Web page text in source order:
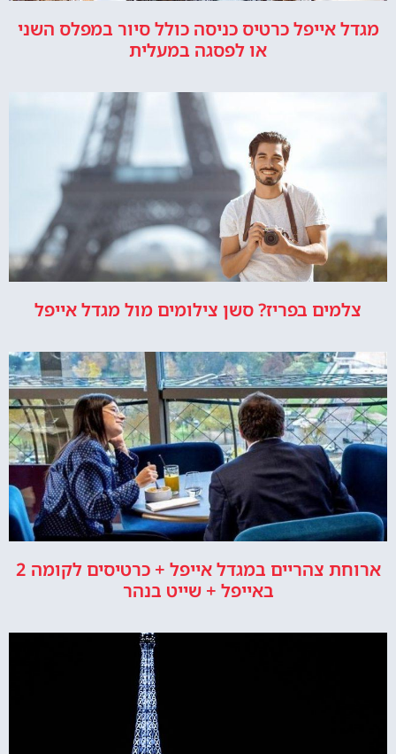
מגדל אייפל כרטיס כניסה כולל סיור במפלס השני
או לפסגה במעלית
צלמים בפריז? סשן צילומים מול מגדל אייפל
ארוחת צהריים במגדל אייפל + כרטיסים לקומה 2
באייפל + שייט בנהר